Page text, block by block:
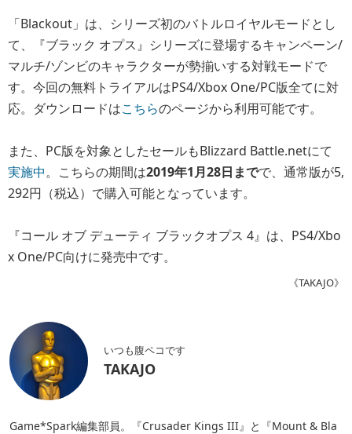
「Blackout」は、シリーズ初のバトルロイヤルモードとし
て、『ブラック オプス』シリーズに登場するキャンペーン/
マルチ/ゾンビのキャラクターが勢揃いする対戦モードで
す。今回の無料トライアルはPS4/Xbox One/PC版全てに対
応。ダウンロードはこちらのページから利用可能です。
また、PC版を対象としたセールもBlizzard Battle.netにて
実施中。こちらの期間は2019年1月28日までで、通常版が5,
292円（税込）で購入可能となっています。
『コール オブ デューティ ブラックオプス 4』は、PS4/Xbo
x One/PC向けに発売中です。
《TAKAJO》
いつも腹ペコです
TAKAJO
Game*Spark編集部員。『Crusader Kings III』と『Mount & Bla